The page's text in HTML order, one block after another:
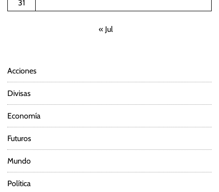
31
« Jul
Acciones
Divisas
Economía
Futuros
Mundo
Política